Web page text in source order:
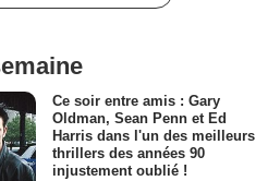
Ce soir entre amis : Gary
Oldman, Sean Penn et Ed
Harris dans l'un des meilleurs
thrillers des années 90
injustement oublié !